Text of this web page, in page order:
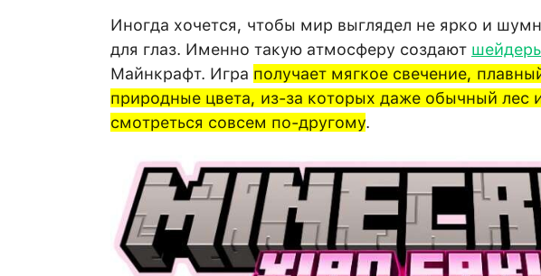
Иногда хочется, чтобы мир выглядел не ярко и
для глаз. Именно такую атмосферу создают
Майнкрафт. Игра получает мягкое свечение,
природные цвета, из-за которых даже обычный лес
смотреться совсем по-другому.